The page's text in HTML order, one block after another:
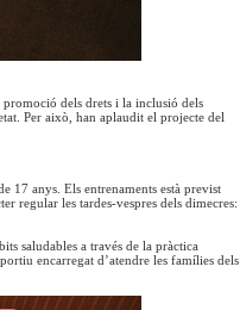
dels drets i la inclusió dels
Per això, han aplaudit el projecte del
17 anys. Els entrenaments està previst
regular les tardes-vespres dels dimecres:
saludables a través de la pràctica
encarregat d’atendre les famílies dels